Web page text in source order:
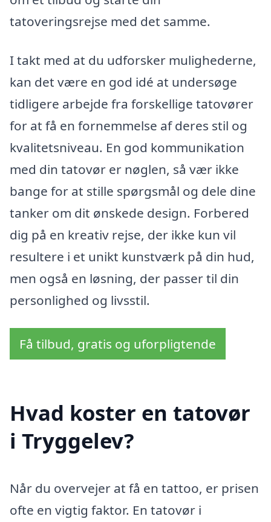
tatoveringsrejse med det samme.
I takt med at du udforsker mulighederne,
kan det være en god idé at undersøge
tidligere arbejde fra forskellige tatovører
for at få en fornemmelse af deres stil og
kvalitetsniveau. En god kommunikation
med din tatovør er nøglen, så vær ikke
bange for at stille spørgsmål og dele dine
tanker om dit ønskede design. Forbered
dig på en kreativ rejse, der ikke kun vil
resultere i et unikt kunstværk på din hud,
men også en løsning, der passer til din
personlighed og livsstil.
Få tilbud, gratis og uforpligtende
Hvad koster en tatovør
i Tryggelev?
Når du overvejer at få en tattoo, er prisen
ofte en vigtig faktor. En tatovør i